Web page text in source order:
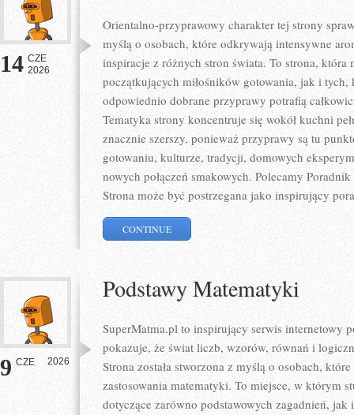
14 CZE
2026
Orientalno-przyprawowy charakter tej strony
myślą o osobach, które odkrywają intensywne
inspiracje z różnych stron świata. To strona, która
początkujących miłośników gotowania, jak i
odpowiednio dobrane przyprawy potrafią
Tematyka strony koncentruje się wokół kuchni
znacznie szerszy, ponieważ przyprawy są tu
gotowaniu, kulturze, tradycji, domowych
nowych połączeń smakowych. Polecamy
Strona może być postrzegana jako inspirujący
CONTINUE
9 CZE 2026
Podstawy Matematyki
SuperMatma.pl to inspirujący serwis internetowy
pokazuje, że świat liczb, wzorów, równań i
Strona została stworzona z myślą o osobach,
zastosowania matematyki. To miejsce, w którym
dotyczące zarówno podstawowych zagadnień,